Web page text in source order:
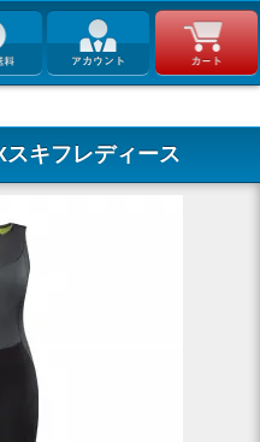
キフレディース